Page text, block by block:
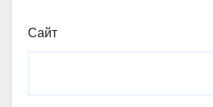
Сайт